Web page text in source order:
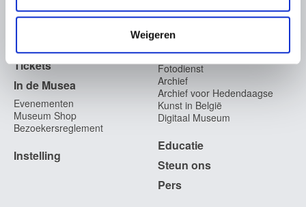
verzameld op basis van uw gebruik van hun services.
Weigeren
Tickets
In de Musea
Evenementen
Museum Shop
Bezoekersreglement
Instelling
Publicaties
Fotodienst
Archief
Archief voor Hedendaagse
Kunst in België
Digitaal Museum
Educatie
Steun ons
Pers